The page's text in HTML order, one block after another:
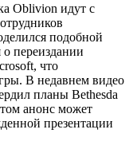
Oblivion идут с
подобной
переиздании
что
В недавнем видео
планы Bethesda
анонс может
презентации